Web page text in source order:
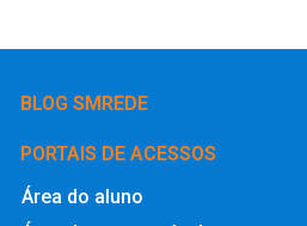
BLOG SMREDE
PORTAIS DE ACESSOS
Área do aluno